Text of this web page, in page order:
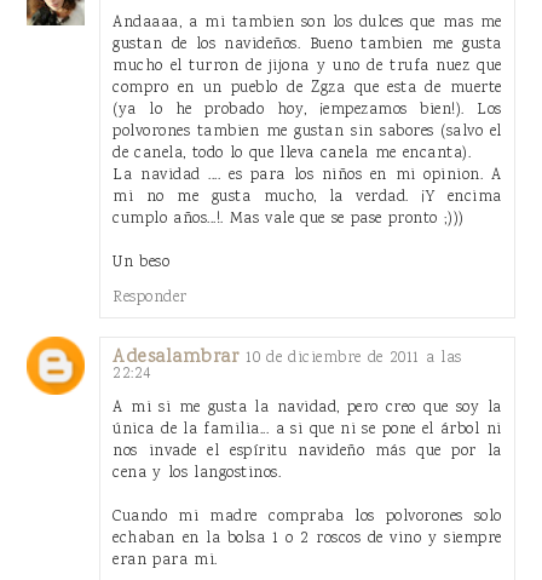
Andaaaa, a mi tambien son los dulces que mas me
gustan de los navideños. Bueno tambien me gusta
mucho el turron de jijona y uno de trufa nuez que
compro en un pueblo de Zgza que esta de muerte
(ya lo he probado hoy, ¡empezamos bien!). Los
polvorones tambien me gustan sin sabores (salvo el
de canela, todo lo que lleva canela me encanta).
La navidad .... es para los niños en mi opinion. A
mi no me gusta mucho, la verdad. ¡Y encima
cumplo años...!. Mas vale que se pase pronto ;)))
Un beso
Responder
Adesalambrar 10 de diciembre de 2011 a las
22:24
A mi si me gusta la navidad, pero creo que soy la
única de la familia... a si que ni se pone el árbol ni
nos invade el espíritu navideño más que por la
cena y los langostinos.
Cuando mi madre compraba los polvorones solo
echaban en la bolsa 1 o 2 roscos de vino y siempre
eran para mi.